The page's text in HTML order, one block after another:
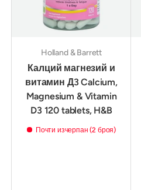
Holland & Barrett
Калций магнезий и
витамин Д3 Calcium,
Magnesium & Vitamin
D3 120 tablets, H&B
Почти изчерпан (2 броя)